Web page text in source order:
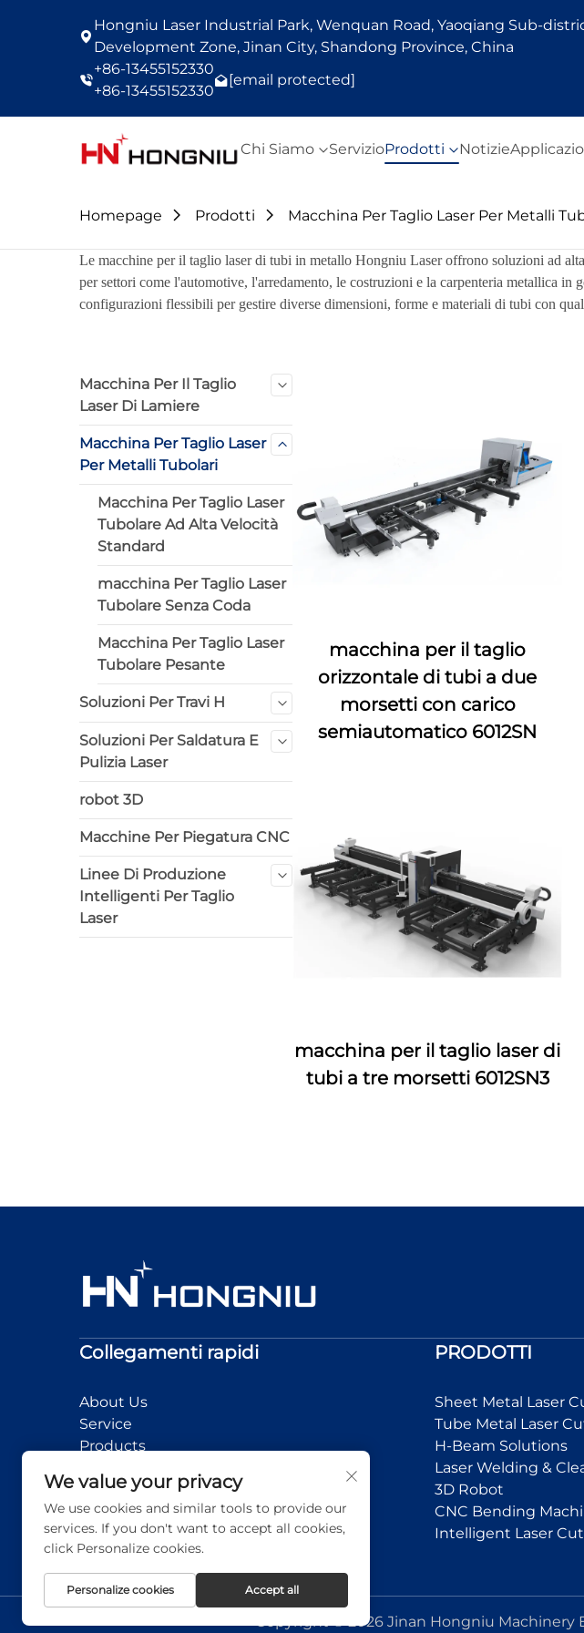
Hongniu Laser Industrial Park, Wenquan Road, Yaoqiang Sub-
Development Zone, Jinan City, Shandong Province, China
+86-13455152330
+86-13455152330
[email protected]
Chi Siamo ServizioProdotti Notizie
Homepage Prodotti Macchina Per Taglio Laser Per Metalli
Le macchine per il taglio laser di tubi in metallo Hongniu Laser offrono soluzioni ad
per settori come l'automotive, l'arredamento, le costruzioni e la carpenteria metallica
configurazioni flessibili per gestire diverse dimensioni, forme e materiali di tubi con
Macchina Per Il Taglio
Laser Di Lamiere
Macchina Per Taglio Laser
Per Metalli Tubolari
Macchina Per Taglio Laser
Tubolare Ad Alta Velocità
Standard
macchina Per Taglio Laser
Tubolare Senza Coda
Macchina Per Taglio Laser
Tubolare Pesante
Soluzioni Per Travi H
Soluzioni Per Saldatura E
Pulizia Laser
robot 3D
Macchine Per Piegatura CNC
Linee Di Produzione
Intelligenti Per Taglio
Laser
macchina per il taglio
orizzontale di tubi a due
morsetti con carico
semiautomatico 6012SN
macchina per il taglio laser di
tubi a tre morsetti 6012SN3
Collegamenti rapidi
About Us
Service
Products
Application
Contact Us
PRODOTTI
Sheet Metal Laser
Tube Metal Laser
H-Beam Solutions
Laser Welding &
3D Robot
CNC Bending
Intelligent Laser
Copyright © 2026 Jinan Hongniu Machinery
We value your privacy
We use cookies and similar tools to provide our
services. If you don't want to accept all cookies,
click Personalize cookies.
Personalize cookies Accept all